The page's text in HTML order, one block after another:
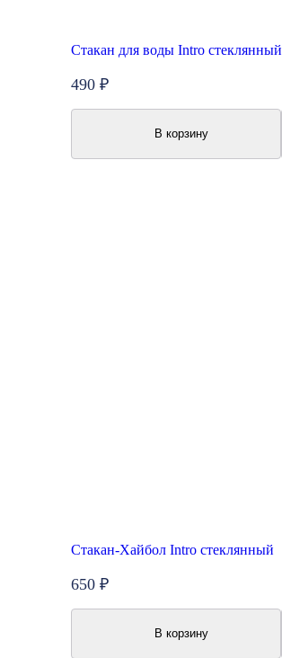
Стакан для воды Intro стеклянный
490 ₽
В корзину
Стакан-Хайбол Intro стеклянный
650 ₽
В корзину